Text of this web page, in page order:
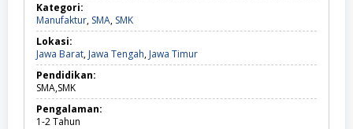
Kategori:
Manufaktur, SMA, SMKManufaktur,
SMA,
Lokasi:
Jawa Barat, Jawa Tengah, Jawa TimurJawa
Barat,
Jawa
Pendidikan:
SMA,SMK
Pengalaman:
1-2Tahun